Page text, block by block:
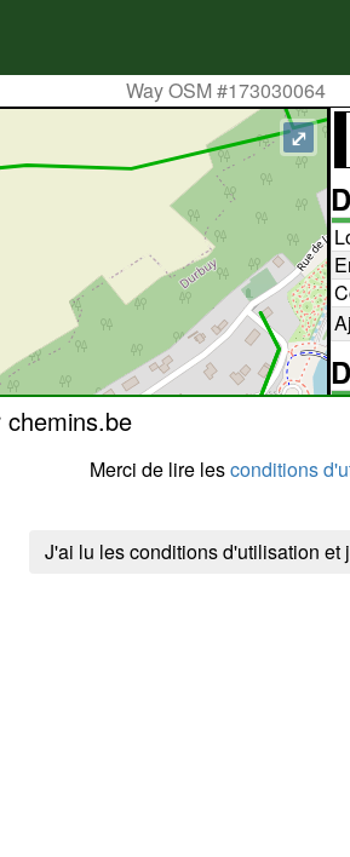
Way OSM #173030064
chemins.be
Merci de lire lesconditions
J'ai lu les conditions d'utilisation et
⤢